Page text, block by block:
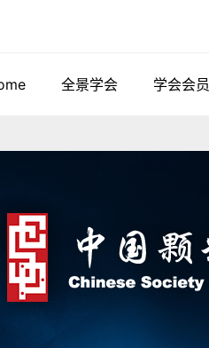
全景学会 学会会员